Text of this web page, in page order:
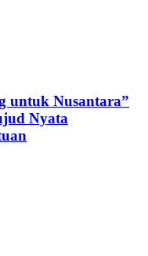
untuk Nusantara”
Nyata